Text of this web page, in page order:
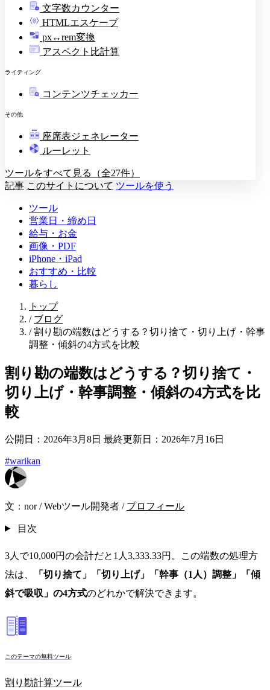
文字数カウンター
HTMLエスケープ
px↔rem変換
アスペクト比計算
ライティング
コンテンツチェッカー
その他
教壇
座席表ジェネレーター
ルーレット
ツールをすべて見る（全27件）
記事 このサイトについて ツールを使う
ツール
営業日・締め日
給与・お金
画像・PDF
iPhone・iPad
おすすめ・比較
暮らし
トップ
/ ブログ
/ 割り勘の端数はどうする？切り捨て・切り上げ・幹事
調整・傾斜の4方式を比較
割り勘の端数はどうする？切り捨て・
切り上げ・幹事調整・傾斜の4方式を比
較
公開日：2026年3月8日 最終更新日：2026年7月16日
#warikan
文： nor /Webツール開発者 / プロフィール
目次
3人で10,000円の会計だと1人3,333.33円。この端数の処理方
法は、
「切り捨て」「切り上げ」「幹事（1人）調整」「傾
斜で吸収」の4方式のどれかで解決できます。
このテーマの無料ツール
割り勘計算ツール